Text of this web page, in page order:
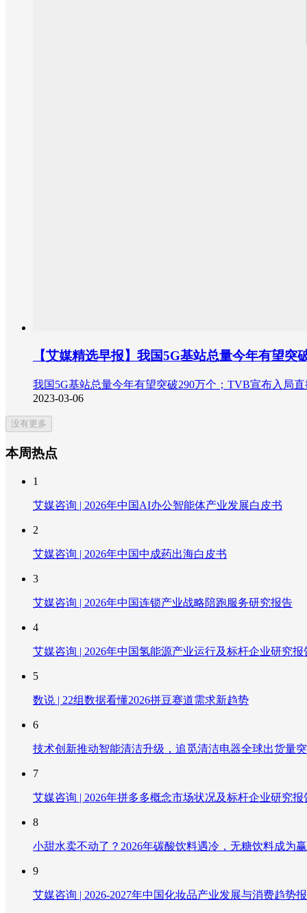
【艾媒精选早报】我国5G基站总量今年有望
我国5G基站总量今年有望突破290万个；TVB宣布入局
2023-03-06
没有更多
本周热点
1
艾媒咨询 | 2026年中国AI办公智能体产业发展白皮书
2
艾媒咨询 | 2026年中国中成药出海白皮书
3
艾媒咨询 | 2026年中国连锁产业战略陪跑服务研究报告
4
艾媒咨询 | 2026年中国氢能源产业运行及标杆企业研究报
5
数说 | 22组数据看懂2026拼豆赛道需求新趋势
6
技术创新推动智能清洁升级，追觅清洁电器全球出货量
7
艾媒咨询 | 2026年拼多多概念市场状况及标杆企业研究报
8
小甜水卖不动了？2026年碳酸饮料遇冷，无糖饮料成为
9
艾媒咨询 | 2026-2027年中国化妆品产业发展与消费趋势